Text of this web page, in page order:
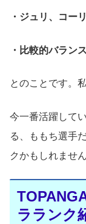
・ジュリ、コー
・比較的バラン
とのことです。
今一番活躍して
る、ももち選手
クかもしれません
ラランク